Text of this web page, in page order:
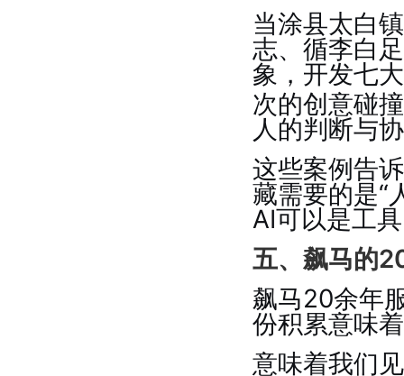
当涂县太白
志、循李白
象，开发七
次的创意碰
人的判断与
这些案例告
藏需要的是“
AI可以是工
五、飙马的
飙马20余年
份积累意味
意味着我们